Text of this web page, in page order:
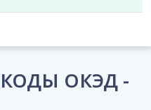
КОДЫ ОКЭД -